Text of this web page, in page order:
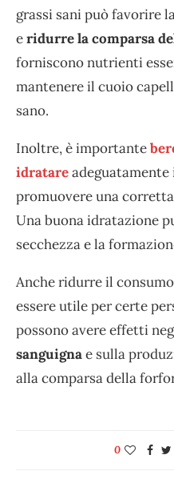
grassi sani può favorire
eridurre la comparsa
forniscono nutrienti
mantenere il cuoio
sano.
Inoltre, è importante
idratare
promuovere una
Una buona idratazione
secchezza e la
Anche ridurre il
essere utile per certe
possono avere effetti
sanguignae sulla
alla comparsa della
0